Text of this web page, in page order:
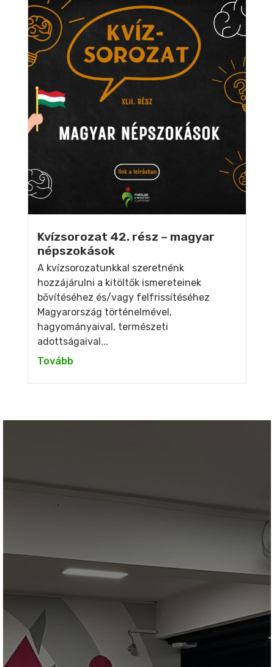
Kvízsorozat 42. rész – magyar
népszokások
A kvízsorozatunkkal szeretnénk
hozzájárulni a kitöltők ismereteinek
bővítéséhez és/vagy felfrissítéséhez
Magyarország történelmével,
hagyományaival, természeti
adottságaival...
Tovább